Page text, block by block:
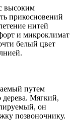
высоким
прикосновений
нитей
и микроклимат
белый цвет
путем
дерева. Мягкий,
он
позвоночнику.